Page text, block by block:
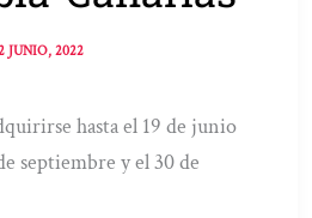
JUNIO, 2022
hasta el 19 de junio
septiembre y el 30 de